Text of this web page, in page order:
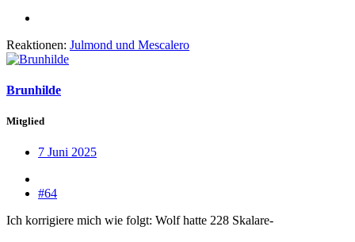
Reaktionen: Julmond und Mescalero
Brunhilde
Mitglied
7 Juni 2025
#64
Ich korrigiere mich wie folgt: Wolf hatte 228 Skalare-